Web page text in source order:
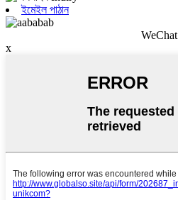
ইমেইল পাঠান
WeChat
x